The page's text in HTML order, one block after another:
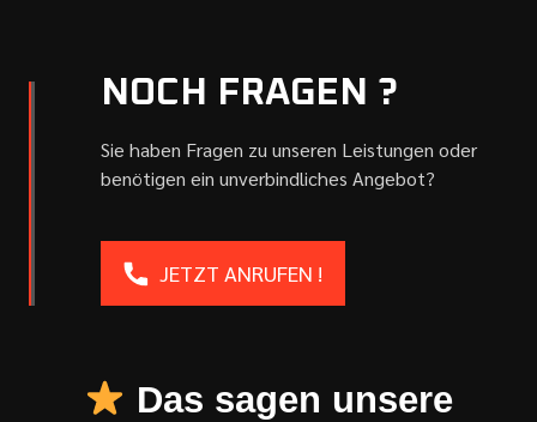
NOCH FRAGEN ?
Sie haben Fragen zu unseren Leistungen oder
benötigen ein unverbindliches Angebot?
JETZT ANRUFEN !
Das sagen unsere